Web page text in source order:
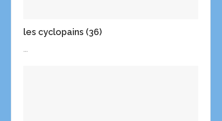
les cyclopains (36)
...